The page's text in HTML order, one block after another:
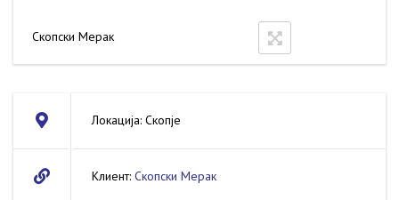
Скопски Мерак
Локација: Скопје
Клиент: Скопски Мерак